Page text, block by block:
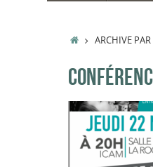
ACCUEIL
ARCHIVE